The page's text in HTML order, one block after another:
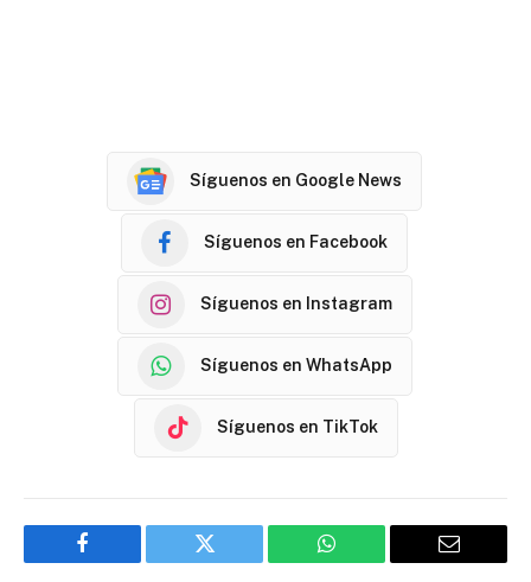
Síguenos en Google News
Síguenos en Facebook
Síguenos en Instagram
Síguenos en WhatsApp
Síguenos en TikTok
Facebook Twitter WhatsApp Email